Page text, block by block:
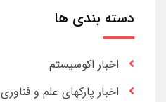
دسته بندی ها
اخبار اکوسیستم
اخبار پارکهای علم و فناوری